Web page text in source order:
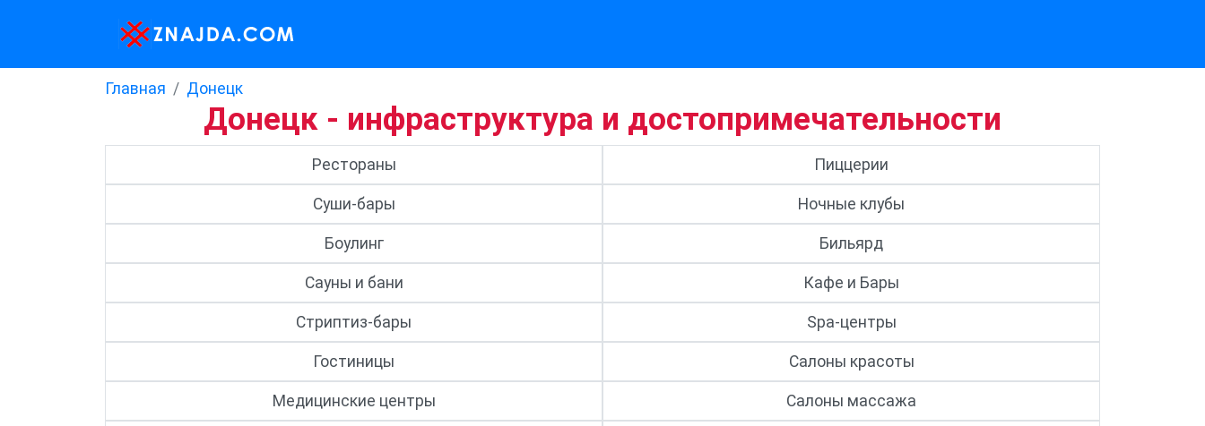
Главная Донецк
Донецк - инфраструктура и достопримечательности
Рестораны Пиццерии
Суши-бары Ночные клубы
Боулинг Бильярд
Сауны и бани Кафе и Бары
Стриптиз-бары Spa-центры
Гостиницы Салоны красоты
Медицинские центры Салоны массажа